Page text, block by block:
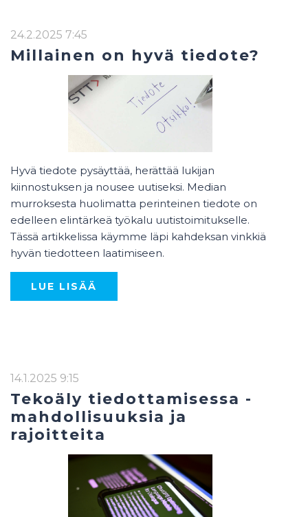
24.2.2025 7:45
Millainen on hyvä tiedote?
Hyvä tiedote pysäyttää, herättää lukijan
kiinnostuksen ja nousee uutiseksi. Median
murroksesta huolimatta perinteinen tiedote on
edelleen elintärkeä työkalu uutistoimitukselle.
Tässä artikkelissa käymme läpi kahdeksan vinkkiä
hyvän tiedotteen laatimiseen.
LUE LISÄÄ
14.1.2025 9:15
Tekoäly tiedottamisessa -
mahdollisuuksia ja
rajoitteita